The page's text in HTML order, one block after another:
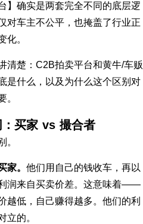
】确实是两套完全不同的底层逻
对车主不公平，也掩盖了行业正
化。
清楚：C2B拍卖平台和黄牛/车贩
是什么，以及为什么这个区别对
。
买家 vs 撮合者
。
家。 他们用自己的钱收车，再以
润来自买卖价差。这意味着——
越低，自己赚得越多。他们的利
立的。